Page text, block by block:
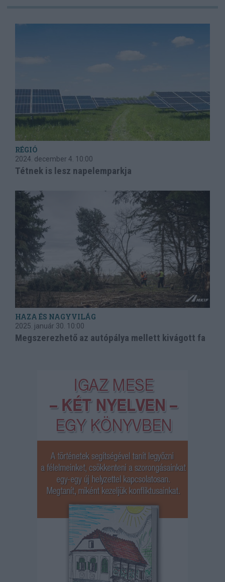
RÉGIÓ
2024. december 4. 10:00
Tétnek is lesz napelemparkja
HAZA ÉS NAGYVILÁG
2025. január 30. 10:00
Megszerezhető az autópálya mellett kivágott fa